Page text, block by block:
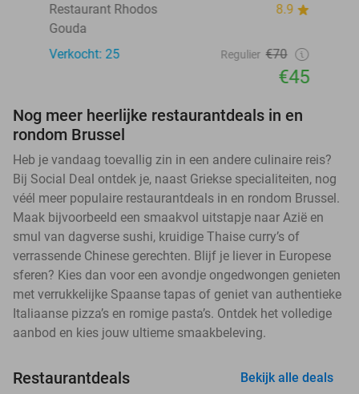
Restaurant Rhodos
8.9
Gouda
Verkocht: 25
Regulier €70
€45
Nog meer heerlijke restaurantdeals in en
rondom Brussel
Heb je vandaag toevallig zin in een andere culinaire reis?
Bij Social Deal ontdek je, naast Griekse specialiteiten, nog
véél meer populaire restaurantdeals in en rondom Brussel.
Maak bijvoorbeeld een smaakvol uitstapje naar Azië en
smul van dagverse sushi, kruidige Thaise curry’s of
verrassende Chinese gerechten. Blijf je liever in Europese
sferen? Kies dan voor een avondje ongedwongen genieten
met verrukkelijke Spaanse tapas of geniet van authentieke
Italiaanse pizza’s en romige pasta’s. Ontdek het volledige
aanbod en kies jouw ultieme smaakbeleving.
Restaurantdeals Bekijk alle deals